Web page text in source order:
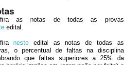
as notas de todas as provas
edital.
neste edital as notas de todas as
o percentual de faltas na disciplina
que faltas superiores a 25% da